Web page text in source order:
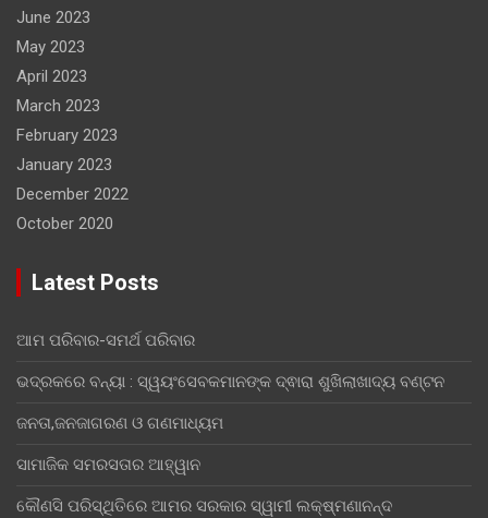
June 2023
May 2023
April 2023
March 2023
February 2023
January 2023
December 2022
October 2020
Latest Posts
ଆମ ପରିବାର-ସମର୍ଥ ପରିବାର
ଭଦ୍ରକରେ ବନ୍ୟା : ସ୍ୱୟଂସେବକମାନଙ୍କ ଦ୍ଵାରା ଶୁଖିଲାଖାଦ୍ୟ ବଣ୍ଟନ
ଜନତା,ଜନଜାଗରଣ ଓ ଗଣମାଧ୍ୟମ
ସାମାଜିକ ସମରସତାର ଆହ୍ୱାନ
କୌଣସି ପରିସ୍ଥିତିରେ ଆମର ସରକାର ସ୍ୱାମୀ ଲକ୍ଷ୍ମଣାନନ୍ଦ